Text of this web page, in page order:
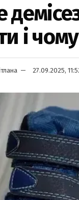
і
27.09.2025,